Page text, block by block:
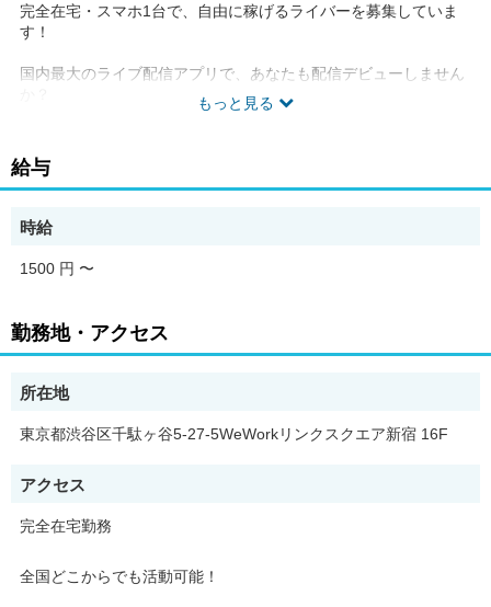
もっと見る
完全在宅・スマホ1台で、自由に稼げるライバーを募集していま
す！
国内最大のライブ配信アプリで、あなたも配信デビューしません
◎特典
1. 投げ銭100％還元（弊社限定条件）
リスナーからの投げ銭が全額ライバーに還元される、特別な待遇
をご用意！
所属ライバー向けに、事務所独自のイベントを多数開催！
* 渋谷スクランブル交差点のビジョン掲載
* 東京ガールズコレクション（TGC）のランウェイ出場権
あなたの知名度を一気にアップするチャンス！
給与
時給
1500 円 〜
勤務地・アクセス
所在地
東京都渋谷区千駄ヶ谷5-27-5WeWorkリンクスクエア新宿 16F
アクセス
完全在宅勤務
全国どこからでも活動可能！